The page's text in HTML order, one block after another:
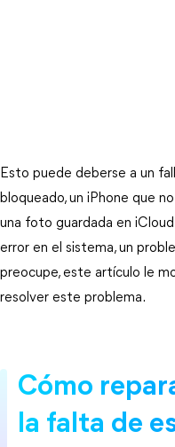
Esto puede deberse a un
bloqueado, un iPhone que
una foto guardada en
error en el sistema, un
preocupe, este artículo le
resolver este problema.
Cómo
la falta de